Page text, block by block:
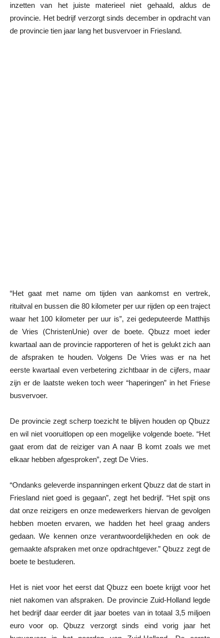
inzetten van het juiste materieel niet gehaald, aldus de
provincie. Het bedrijf verzorgt sinds december in opdracht van
de provincie tien jaar lang het busvervoer in Friesland.
“Het gaat met name om tijden van aankomst en vertrek,
rituitval en bussen die 80 kilometer per uur rijden op een traject
waar het 100 kilometer per uur is”, zei gedeputeerde Matthijs
de Vries (ChristenUnie) over de boete. Qbuzz moet ieder
kwartaal aan de provincie rapporteren of het is gelukt zich aan
de afspraken te houden. Volgens De Vries was er na het
eerste kwartaal even verbetering zichtbaar in de cijfers, maar
zijn er de laatste weken toch weer “haperingen” in het Friese
busvervoer.
De provincie zegt scherp toezicht te blijven houden op Qbuzz
en wil niet vooruitlopen op een mogelijke volgende boete. “Het
gaat erom dat de reiziger van A naar B komt zoals we met
elkaar hebben afgesproken”, zegt De Vries.
“Ondanks geleverde inspanningen erkent Qbuzz dat de start in
Friesland niet goed is gegaan”, zegt het bedrijf. “Het spijt ons
dat onze reizigers en onze medewerkers hiervan de gevolgen
hebben moeten ervaren, we hadden het heel graag anders
gedaan. We kennen onze verantwoordelijkheden en ook de
gemaakte afspraken met onze opdrachtgever.” Qbuzz zegt de
boete te bestuderen.
Het is niet voor het eerst dat Qbuzz een boete krijgt voor het
niet nakomen van afspraken. De provincie Zuid-Holland legde
het bedrijf daar eerder dit jaar boetes van in totaal 3,5 miljoen
euro voor op. Qbuzz verzorgt sinds eind vorig jaar het